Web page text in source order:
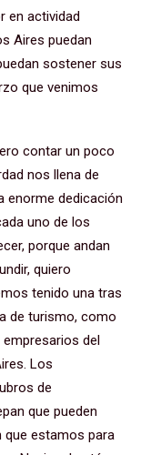
en actividad
Aires puedan
sostener sus
que venimos
contar un poco
nos llena de
enorme dedicación
uno de los
porque andan
quiero
tenido una tras
de turismo, como
del
Los
de
que pueden
que estamos para